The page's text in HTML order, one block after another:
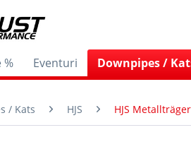
% Eventuri Downpipes /
/ Kats HJS HJS Metallträger